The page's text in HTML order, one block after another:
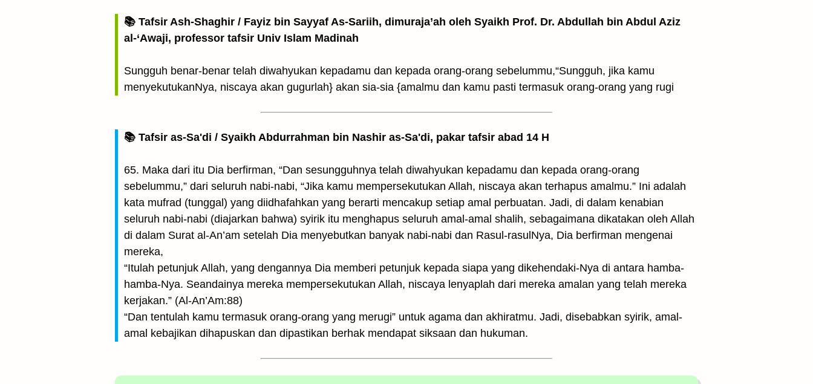
📚 Tafsir Ash-Shaghir / Fayiz bin Sayyaf As-Sariih, dimuraja’ah oleh Syaikh Prof. Dr. Abdullah bin Abdul Aziz
al-‘Awaji, professor tafsir Univ Islam Madinah
Sungguh benar-benar telah diwahyukan kepadamu dan kepada orang-orang sebelummu,“Sungguh, jika kamu
menyekutukanNya, niscaya akan gugurlah} akan sia-sia {amalmu dan kamu pasti termasuk orang-orang yang rugi
📚 Tafsir as-Sa'di / Syaikh Abdurrahman bin Nashir as-Sa'di, pakar tafsir abad 14 H
65. Maka dari itu Dia berfirman, “Dan sesungguhnya telah diwahyukan kepadamu dan kepada orang-orang
sebelummu,” dari seluruh nabi-nabi, “Jika kamu mempersekutukan Allah, niscaya akan terhapus amalmu.” Ini adalah
kata mufrad (tunggal) yang diidhafahkan yang berarti mencakup setiap amal perbuatan. Jadi, di dalam kenabian
seluruh nabi-nabi (diajarkan bahwa) syirik itu menghapus seluruh amal-amal shalih, sebagaimana dikatakan oleh Allah
di dalam Surat al-An’am setelah Dia menyebutkan banyak nabi-nabi dan Rasul-rasulNya, Dia berfirman mengenai
mereka,
“Itulah petunjuk Allah, yang dengannya Dia memberi petunjuk kepada siapa yang dikehendaki-Nya di antara hamba-
hamba-Nya. Seandainya mereka mempersekutukan Allah, niscaya lenyaplah dari mereka amalan yang telah mereka
kerjakan.” (Al-An’Am:88)
“Dan tentulah kamu termasuk orang-orang yang merugi” untuk agama dan akhiratmu. Jadi, disebabkan syirik, amal-
amal kebajikan dihapuskan dan dipastikan berhak mendapat siksaan dan hukuman.